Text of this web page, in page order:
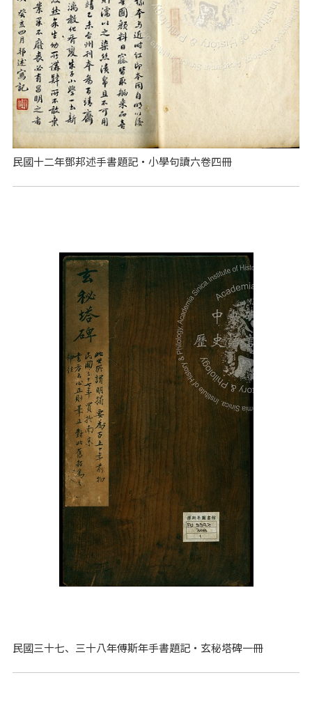
民國十二年鄧邦述手書題記‧小學句讀六卷四冊
民國三十七、三十八年傅斯年手書題記‧玄秘塔碑一冊